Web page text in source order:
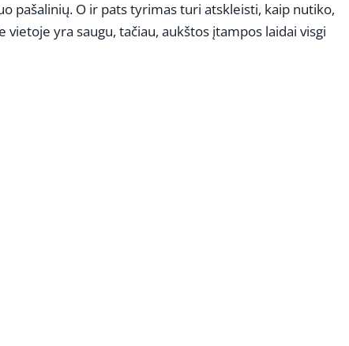
pašalinių. O ir pats tyrimas turi atskleisti, kaip nutiko,
yra saugu, tačiau, aukštos įtampos laidai visgi